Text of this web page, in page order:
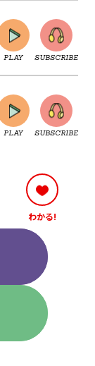
PLAY SUBSCRIBE
CLOSE
PLAY SUBSCRIBE
CLOSE
わかる!